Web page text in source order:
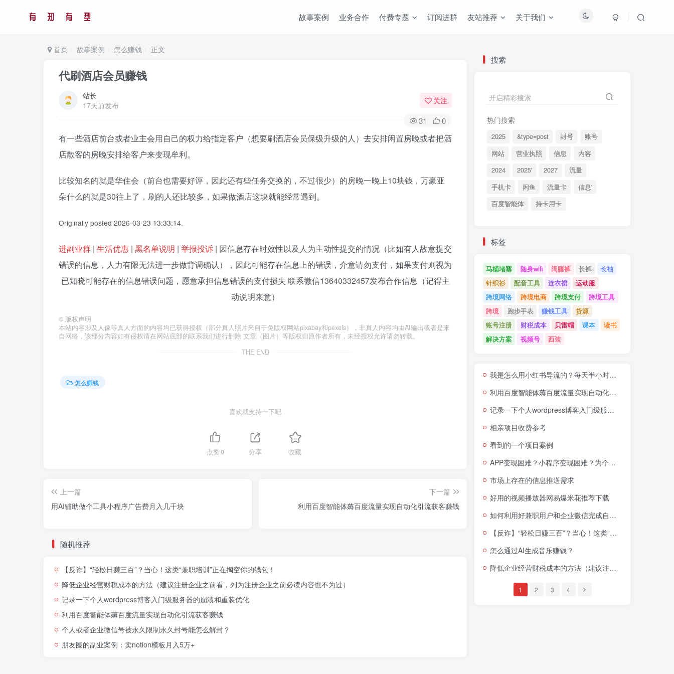
故事案例 业务合作 付费专题 订阅进群 友站推荐 关于我们
首页 故事案例 怎么赚钱 正文
代刷酒店会员赚钱
站长
17天前发布
关注
31 0
有一些酒店前台或者业主会用自己的权力给指定客户（想要刷酒店会员保级升级的人）去安排闲置房晚或者把酒
店散客的房晚安排给客户来变现牟利。
比较知名的就是华住会（前台也需要好评，因此还有些任务交换的，不过很少）的房晚一晚上10块钱，万豪亚
朵什么的就是30往上了，刷的人还比较多，如果做酒店这块就能经常遇到。
Originally posted 2026-03-23 13:33:14.
进副业群 | 生活优惠 | 黑名单说明 | 举报投诉 | 因信息存在时效性以及人为主动性提交的情况（比如有人故意提交
错误的信息，人力有限无法进一步做背调确认），因此可能存在信息上的错误，介意请勿支付，如果支付则视为
已知晓可能存在的信息错误问题，愿意承担信息错误的支付损失 联系微信13640332457发布合作信息（记得主
动说明来意）
© 版权声明
本站内容涉及人像等真人方面的内容均已获得授权（部分真人照片来自于免版权网站pixabay和pexels），非真人内容均由AI输出或者是来
自网络，该部分内容如有侵权请在网站底部的联系我们进行删除 文章（图片）等版权归原作者所有，未经授权允许请勿转载。
THE END
怎么赚钱
喜欢就支持一下吧
点赞0 分享 收藏
上一篇
用AI辅助做个工具小程序广告费月入几千块
下一篇
利用百度智能体薅百度流量实现自动化引流获客赚钱
随机推荐
【反诈】“轻松日赚三百”？当心！这类“兼职培训”正在掏空你的钱包！​
降低企业经营财税成本的方法（建议注册企业之前看，列为注册企业之前必读内容也不为过）
记录一下个人wordpress博客入门级服务器的崩溃和重装优化
利用百度智能体薅百度流量实现自动化引流获客赚钱
个人或者企业微信号被永久限制永久封号能怎么解封？
朋友圈的副业案例：卖notion模板月入5万+
搜索
开启精彩搜索
热门搜索
2025 &type=post 封号
账号
网站
营业执照 信息
内容
2024
2025' 2027
流量
手机卡
闲鱼 流量卡
信息'
百度智能体
持卡用卡
标签
马桶堵塞 随身wifi 阔腿裤 长裤
长袖
针织衫
配音工具 连衣裙
运动服
跨境网络
跨境电商 跨境支付
跨境工具
跨境
跑步手表 赚钱工具
货源
账号注册
财税成本 贝雷帽 课本
读书
解决方案
视频号 西装
我是怎么用小红书导流的？每天半小时流量源源不断
利用百度智能体薅百度流量实现自动化引流获客赚钱
记录一下个人wordpress博客入门级服务器的崩溃和重装优化
相亲项目收费参考
看到的一个项目案例
APP变现困难？小程序变现困难？为个人开发者​​和​​小型团队​​设计的广告变现解决方案
市场上存在的信息推送需求
好用的视频播放器网易爆米花推荐下载
如何利用好兼职用户和企业微信完成自动加人和自动转化？
【反诈】“轻松日赚三百”？当心！这类“兼职培训”正在掏空你的钱包！​
怎么通过AI生成音乐赚钱？
降低企业经营财税成本的方法（建议注册企业之前看，列为注册企业之前必读内容也不为过）
1 2 3 4